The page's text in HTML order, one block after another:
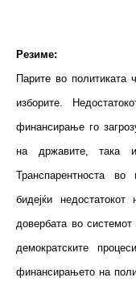
Резиме:
Парите во политиката
изборите.
финансирање го
на државите, така
Транспарентноста
бидејќи
довербата во
демократските
финансирањето на